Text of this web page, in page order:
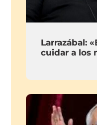
Larrazábal:
cuidar a los